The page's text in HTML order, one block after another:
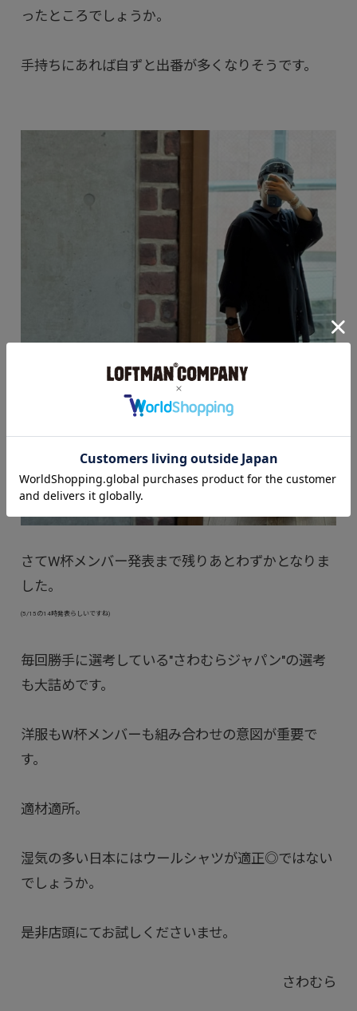
ったところでしょうか。
手持ちにあれば自ずと出番が多くなりそうです。
さてW杯メンバー発表まで残りあとわずかとなりま
した。
(5/15の14時発表らしいですね)
毎回勝手に選考している"さわむらジャパン"の選考
も大詰めです。
洋服もW杯メンバーも組み合わせの意図が重要で
す。
適材適所。
湿気の多い日本にはウールシャツが適正◎ではない
でしょうか。
是非店頭にてお試しくださいませ。
さわむら